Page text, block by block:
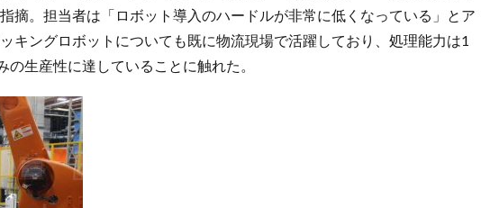
摘。担当者は「ロボット導入のハードルが非常に低くなっている」とア
キングロボットについても既に物流現場で活躍しており、処理能力は1
生産性に達していることに触れた。